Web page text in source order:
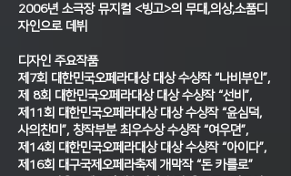
2006년 소극장 뮤지컬 <빙고>의 무대,의상,소품디
자인으로 데뷔
디자인 주요작품
제7회 대한민국오페라대상 대상 수상작 “나비부인”,
제 8회 대한민국오페라대상 대상 수상작 “선비”,
제11회 대한민국오페라대상 대상 수상작 “윤심덕,
사의찬미”, 창작부분 최우수상 수상작 “여우뎐”,
제14회 대한민국오페라대상 대상 수상작 “아이다”,
제16회 대구국제오페라축제 개막작 “돈 카를로”